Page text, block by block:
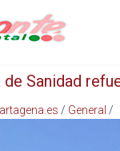
de Sanidad
/ General /